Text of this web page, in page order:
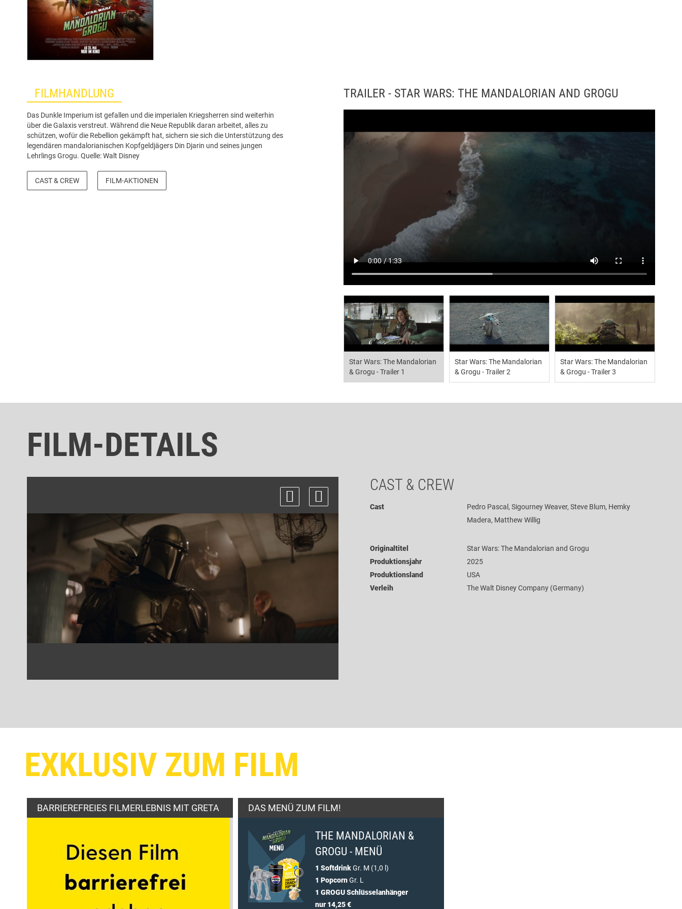
FILMHANDLUNG
Das Dunkle Imperium ist gefallen und die imperialen Kriegsherren sind weiterhin
über die Galaxis verstreut. Während die Neue Republik daran arbeitet, alles zu
schützen, wofür die Rebellion gekämpft hat, sichern sie sich die Unterstützung des
legendären mandalorianischen Kopfgeldjägers Din Djarin und seines jungen
Lehrlings Grogu. Quelle: Walt Disney
CAST & CREW FILM-AKTIONEN
TRAILER - STAR WARS: THE MANDALORIAN AND GROGU
Star Wars: The Mandalorian
& Grogu - Trailer 1
Star Wars: The Mandalorian
& Grogu - Trailer 2
Star Wars: The Mandalorian
& Grogu - Trailer 3
FILM-DETAILS
CAST & CREW
Cast
Pedro Pascal, Sigourney Weaver, Steve Blum, Hemky
Madera, Matthew Willig
Originaltitel
Star Wars: The Mandalorian and Grogu
Produktionsjahr
2025
Produktionsland
USA
Verleih
The Walt Disney Company (Germany)
EXKLUSIV ZUM FILM
BARRIEREFREIES FILMERLEBNIS MIT GRETA DAS MENÜ ZUM FILM!
THE MANDALORIAN &
GROGU - MENÜ
1 SoftdrinkGr. M (1,0 l)
1 PopcornGr. L
1 GROGU Schlüsselanhänger
nur 14,25 €